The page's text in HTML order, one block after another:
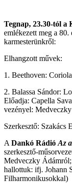
Tegnap, 23.30-tól a
emlékezett meg a
karmesterünkről:
Elhangzott művek:
1. Beethoven:
2. Balassa Sándor:
Előadja: Capella
vezényel:
Szerkesztő: Szakács
A Dankó Rádió Az
szerkesztő-
Medveczky
hallottuk: ifj. Johann
Filharmonikusokkal)